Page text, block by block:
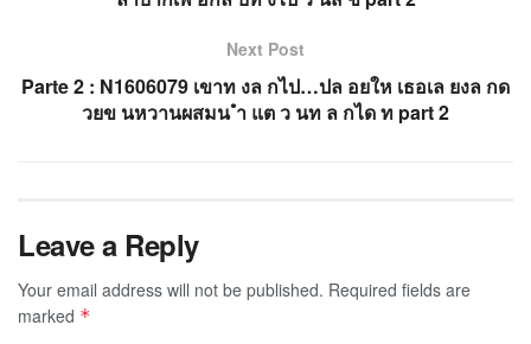
Next Post
Parte 2 : N1606079 เขาท งล กไป…ปล อยให เธอเล ยงล กด
วยข นหวานผสมน ำ แต ว นท ล กได ท part 2
Leave a Reply
Your email address will not be published. Required fields are
marked *